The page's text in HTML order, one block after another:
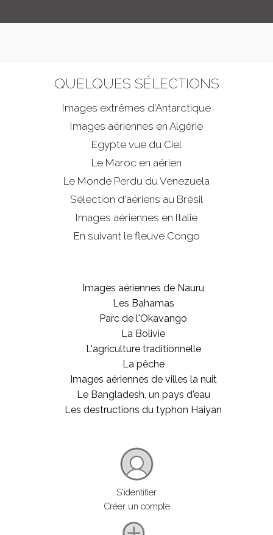
QUELQUES SÉLECTIONS
Images extrêmes d'Antarctique
Images aériennes en Algérie
Egypte vue du Ciel
Le Maroc en aérien
Le Monde Perdu du Venezuela
Sélection d'aériens au Brésil
Images aériennes en Italie
En suivant le fleuve Congo
Images aériennes de Nauru
Les Bahamas
Parc de l'Okavango
La Bolivie
L'agriculture traditionnelle
La pêche
Images aériennes de villes la nuit
Le Bangladesh, un pays d'eau
Les destructions du typhon Haiyan
S'identifier
Créer un compte